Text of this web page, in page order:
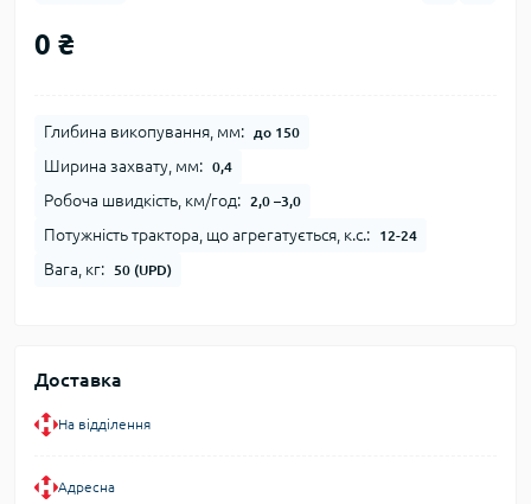
0 ₴
Глибина викопування, мм: до 150
Ширина захвату, мм: 0,4
Робоча швидкість, км/год: 2,0 –3,0
Потужність трактора, що агрегатується, к.с.: 12-24
Вага, кг: 50 (UPD)
Доставка
На відділення
Адресна